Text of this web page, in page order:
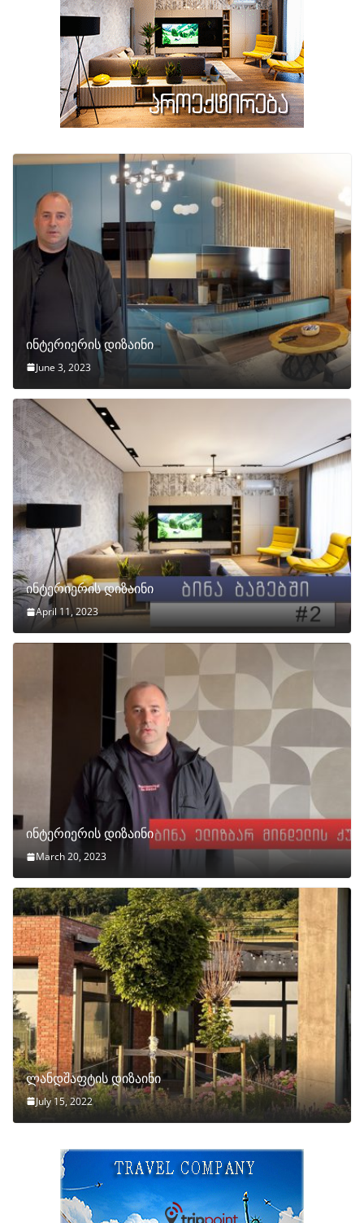
ინტერიერის დიზაინი
June 3, 2023
ინტერიერის დიზაინი
April 11, 2023
ინტერიერის დიზაინი
March 20, 2023
ლანდშაფტის დიზაინი
July 15, 2022